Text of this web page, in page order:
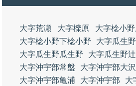
大字荒瀬 大字櫟原
大字棯小
大字棯小野下棯小野
大字瓜生
大字瓜生野瓜生野
大字瓜生野
大字沖宇部常盤
大字沖宇部大
大字沖宇部亀浦
大字沖宇部
大